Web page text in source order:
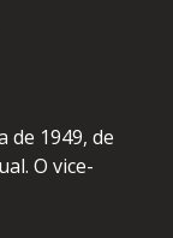
de 1949, de
O vice-